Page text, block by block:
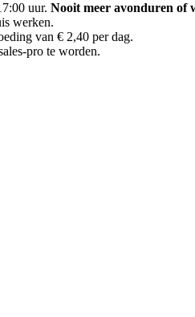
uur. Nooit meer avonduren of
werken.
van € 2,40 per dag.
pro te worden.